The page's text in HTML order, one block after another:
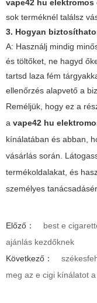
vape42 hu
sok terméknél találsz
3. Hogyan
A: Használj mindig
és töltőket, ne hagyd
tartsd laza fém
ellenőrzés alapvető a
Reméljük, hogy ez a
a vape42 hu
kínálatában és abban,
vásárlás során.
termékoldalakat, és
személyes
Előző：
best e
ajánlás kezdőknek
Következő：
meg az e cigi kínálatot